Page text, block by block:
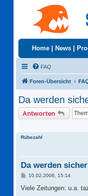
Home News
FAQ
Foren-Übersicht
Da werden
Antworten
Rübezahl
Da werden
B
i
10.02.2006, 15:14
Viele Zeitungen: u.a.